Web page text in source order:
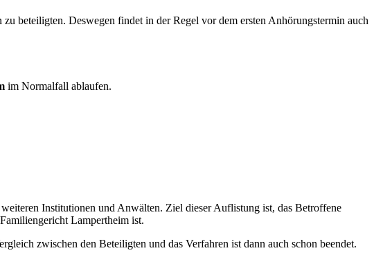
beteiligten. Deswegen findet in der Regel vor dem ersten Anhörungstermin auch
im Normalfall ablaufen.
Institutionen und Anwälten. Ziel dieser Auflistung ist, das Betroffene
Lampertheim ist.
zwischen den Beteiligten und das Verfahren ist dann auch schon beendet.